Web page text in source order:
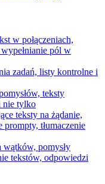
w połączeniach,
pól w
zadań, listy kontrolne i
teksty
nie tylko
teksty na żądanie,
tłumaczenie
wątków, pomysły
tekstów, odpowiedzi